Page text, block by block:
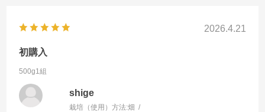
2026.4.21
初購入
500g1組
shige
栽培（使用）方法:畑